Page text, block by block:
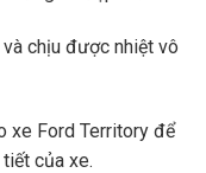
chịu được nhiệt vô
xe Ford Territory để
của xe.